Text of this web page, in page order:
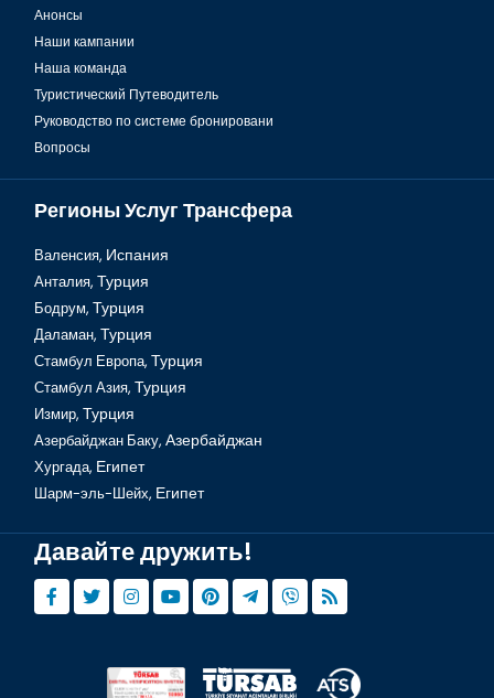
Анонсы
Наши кампании
Наша команда
Туристический Путеводитель
Руководство по системе бронировани
Вопросы
Регионы Услуг Трансфера
Валенсия, Испания
Анталия, Турция
Бодрум, Турция
Даламан, Турция
Стамбул Европа, Турция
Стамбул Азия, Турция
Измир, Турция
Азербайджан Баку, Азербайджан
Хургада, Египет
Шарм-эль-Шейх, Египет
Давайте дружить!